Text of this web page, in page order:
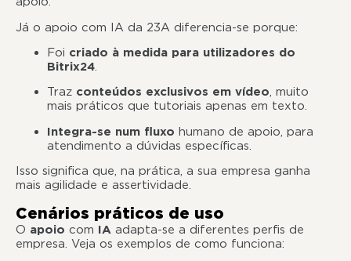
Já o apoio com IA da 23A diferencia-se porque:
Foi criado à medida para utilizadores do
Bitrix24.
Traz conteúdos exclusivos em vídeo, muito
mais práticos que tutoriais apenas em texto.
Integra-se num fluxo humano de apoio, para
atendimento a dúvidas específicas.
Isso significa que, na prática, a sua empresa ganha
mais agilidade e assertividade.
Cenários práticos de uso
O apoio com IA adapta-se a diferentes perfis de
empresa. Veja os exemplos de como funciona: